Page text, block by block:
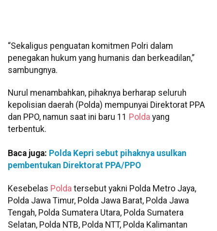
“Sekaligus penguatan komitmen Polri dalam
penegakan hukum yang humanis dan berkeadilan,”
sambungnya.
Nurul menambahkan, pihaknya berharap seluruh
kepolisian daerah (Polda) mempunyai Direktorat PPA
dan PPO, namun saat ini baru 11 Polda yang
terbentuk.
Baca juga: Polda Kepri sebut pihaknya usulkan
pembentukan Direktorat PPA/PPO
Kesebelas Polda tersebut yakni Polda Metro Jaya,
Polda Jawa Timur, Polda Jawa Barat, Polda Jawa
Tengah, Polda Sumatera Utara, Polda Sumatera
Selatan, Polda NTB, Polda NTT, Polda Kalimantan